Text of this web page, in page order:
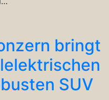
bringt
SUV